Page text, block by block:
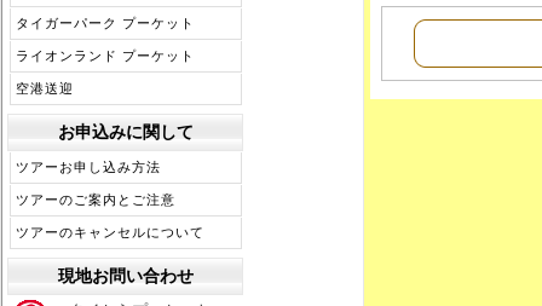
タイガーパーク プーケット
ライオンランド プーケット
空港送迎
お申込みに関して
ツアーお申し込み方法
ツアーのご案内とご注意
ツアーのキャンセルについて
現地お問い合わせ